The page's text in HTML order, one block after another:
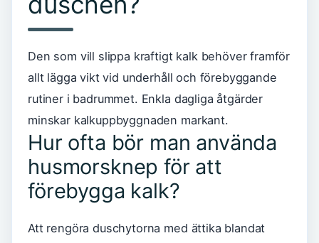
Den som vill slippa kraftigt kalk behöver framför
allt lägga vikt vid underhåll och förebyggande
rutiner i badrummet. Enkla dagliga åtgärder
minskar kalkuppbyggnaden markant.
Hur ofta bör man använda
husmorsknep för att
förebygga kalk?
Att rengöra duschytorna med ättika blandat